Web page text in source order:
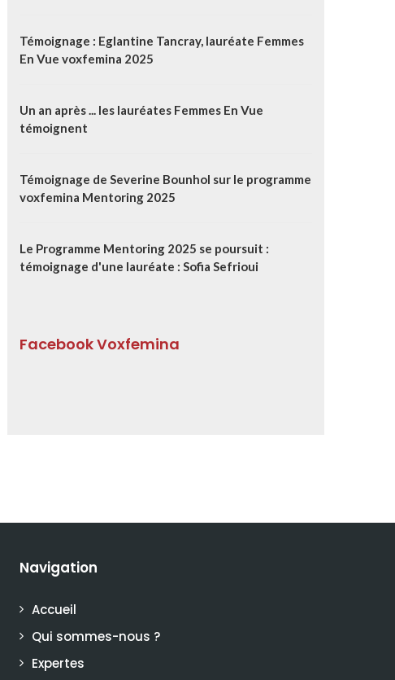
Témoignage : Eglantine Tancray, lauréate Femmes
En Vue voxfemina 2025
Un an après ... les lauréates Femmes En Vue
témoignent
Témoignage de Severine Bounhol sur le programme
voxfemina Mentoring 2025
Le Programme Mentoring 2025 se poursuit :
témoignage d'une lauréate : Sofia Sefrioui
Facebook Voxfemina
Navigation
Accueil
Qui sommes-nous ?
Expertes